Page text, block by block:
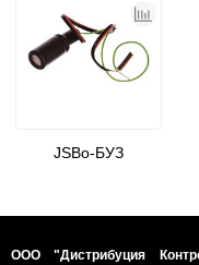
JSBo-БУЗ
ООО "Дистрибуция